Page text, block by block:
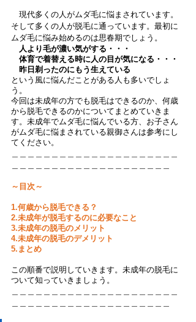
現代多くの人がムダ毛に悩まされています。
そして多くの人が脱毛に通っています。最初に
ムダ毛に悩み始めるのは思春期でしょう。
人より毛が濃い気がする・・・
体育で着替える時に人の目が気になる・・・
昨日剃ったのにもう生えている
という風に悩んだことがある人も多いでしょ
う。
今回は未成年の方でも脱毛はできるのか、何歳
から脱毛できるのかについてまとめていきま
す。未成年でムダ毛に悩んでいる方、お子さん
がムダ毛に悩まされている親御さんは参考にし
てください。
～目次～
1.何歳から脱毛できる？
2.未成年が脱毛するのに必要なこと
3.未成年の脱毛のメリット
4.未成年の脱毛のデメリット
5.まとめ
この順番で説明していきます。未成年の脱毛に
ついて知っていきましょう。